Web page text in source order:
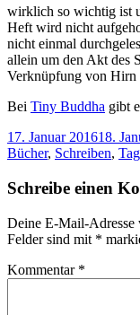
wirklich so wichtig ist
Heft wird nicht
nicht einmal
allein um den Akt des
Verknüpfung von Hirn
Bei Tiny Buddha gibt
Veröffentlicht
am
17. Januar 201618.
Bücher, Schreiben,
Schreibe einen
Deine E-Mail-
Felder sind mit *
Kommentar *